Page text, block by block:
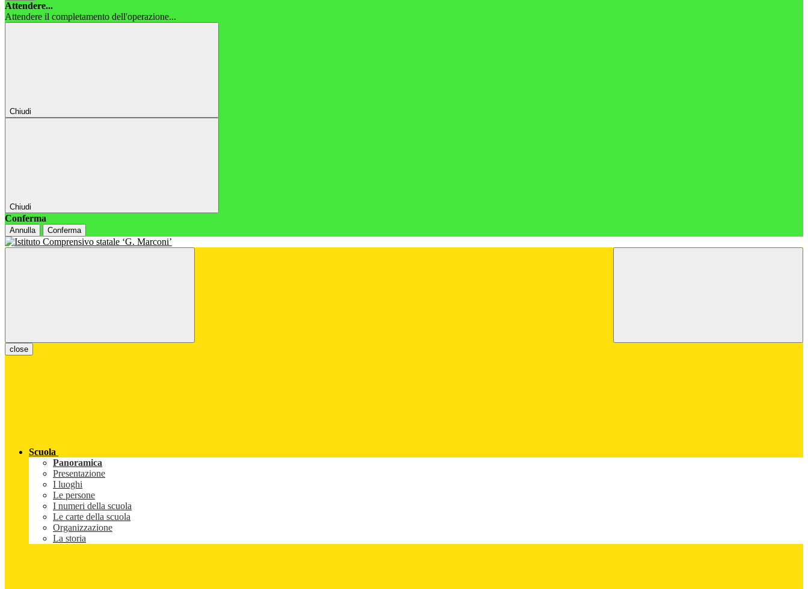
Attendere...
Attendere il completamento dell'operazione...
Chiudi
Chiudi
Conferma
Annulla Conferma
close
Scuola
Panoramica
Presentazione
I luoghi
Le persone
I numeri della scuola
Le carte della scuola
Organizzazione
La storia